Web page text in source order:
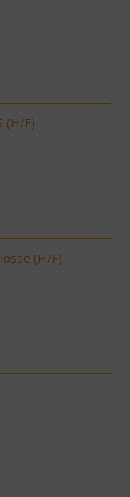
(H/F)
(H/F)